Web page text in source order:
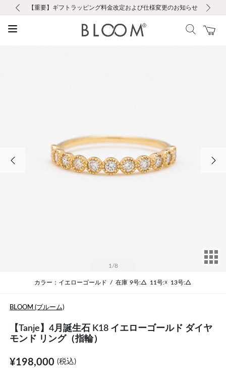
お修理・アフターサービスのご案内
【重要】令和８年熊本地震に伴う集配への影響について
【重要】ギフトラッピング料金改定および仕様変更のお知らせ
【重要】夏季休業の営業についてのご案内
税込5,500円以上で送料無料｜最短24時間以内に発送
新規会員登録で1000ポイントプレゼント！
新規LINE友だち登録で500円クーポンプレゼント
会員限定！レビュー投稿で100ポイントプレゼント
お修理・アフターサービスのご案内
【重要】令和８年熊本地震に伴う集配への影響について
1 /8
カラー：イエローゴールド / 在庫 9号:△ 11号:☓ 13号:△
BLOOM (ブルーム)
【Tanje】4月誕生石 K18 イエローゴールド ダイヤ
モンド リング（指輪）
¥198,000(税込)